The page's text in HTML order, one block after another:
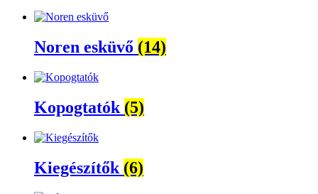
Noren esküvő (14)
Kopogtatók (5)
Kiegészítők (6)